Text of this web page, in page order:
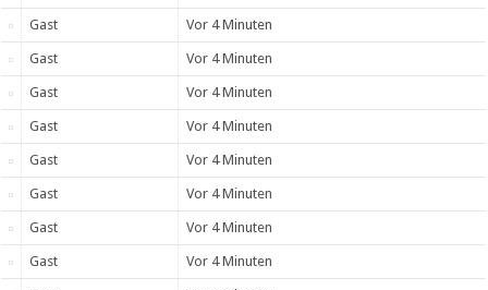
Gast Vor 4 Minuten
Gast Vor 4 Minuten
Gast Vor 4 Minuten
Gast Vor 4 Minuten
Gast Vor 4 Minuten
Gast Vor 4 Minuten
Gast Vor 4 Minuten
Gast Vor 4 Minuten